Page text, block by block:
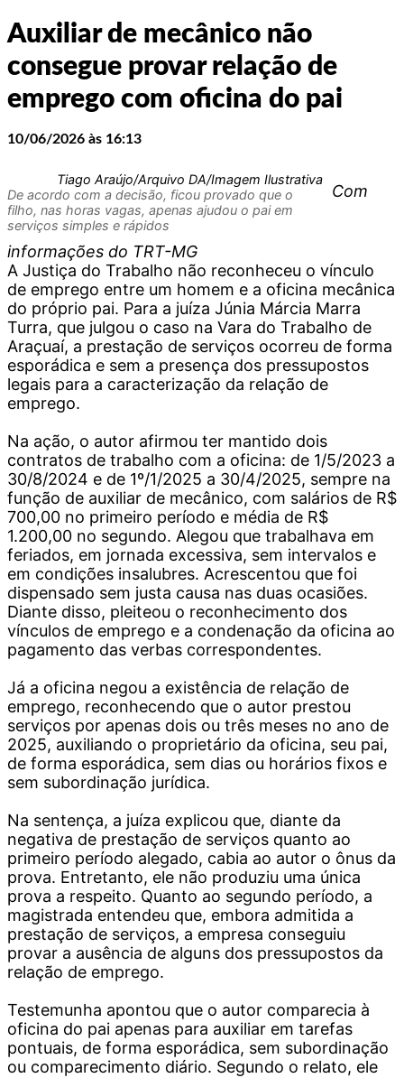
Auxiliar de mecânico não
consegue provar relação de
emprego com oficina do pai
10/06/2026 às 16:13
Tiago Araújo/Arquivo DA/Imagem Ilustrativa
De acordo com a decisão, ficou provado que o
filho, nas horas vagas, apenas ajudou o pai em
serviços simples e rápidos
Com
informações do TRT-MG
A Justiça do Trabalho não reconheceu o vínculo
de emprego entre um homem e a oficina mecânica
do próprio pai. Para a juíza Júnia Márcia Marra
Turra, que julgou o caso na Vara do Trabalho de
Araçuaí, a prestação de serviços ocorreu de forma
esporádica e sem a presença dos pressupostos
legais para a caracterização da relação de
emprego.
Na ação, o autor afirmou ter mantido dois
contratos de trabalho com a oficina: de 1/5/2023 a
30/8/2024 e de 1º/1/2025 a 30/4/2025, sempre na
função de auxiliar de mecânico, com salários de R$
700,00 no primeiro período e média de R$
1.200,00 no segundo. Alegou que trabalhava em
feriados, em jornada excessiva, sem intervalos e
em condições insalubres. Acrescentou que foi
dispensado sem justa causa nas duas ocasiões.
Diante disso, pleiteou o reconhecimento dos
vínculos de emprego e a condenação da oficina ao
pagamento das verbas correspondentes.
Já a oficina negou a existência de relação de
emprego, reconhecendo que o autor prestou
serviços por apenas dois ou três meses no ano de
2025, auxiliando o proprietário da oficina, seu pai,
de forma esporádica, sem dias ou horários fixos e
sem subordinação jurídica.
Na sentença, a juíza explicou que, diante da
negativa de prestação de serviços quanto ao
primeiro período alegado, cabia ao autor o ônus da
prova. Entretanto, ele não produziu uma única
prova a respeito. Quanto ao segundo período, a
magistrada entendeu que, embora admitida a
prestação de serviços, a empresa conseguiu
provar a ausência de alguns dos pressupostos da
relação de emprego.
Testemunha apontou que o autor comparecia à
oficina do pai apenas para auxiliar em tarefas
pontuais, de forma esporádica, sem subordinação
ou comparecimento diário. Segundo o relato, ele